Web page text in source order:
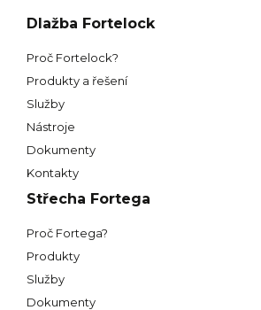
Dlažba Fortelock
Proč Fortelock?
Produkty a řešení
Služby
Nástroje
Dokumenty
Kontakty
Střecha Fortega
Proč Fortega?
Produkty
Služby
Dokumenty